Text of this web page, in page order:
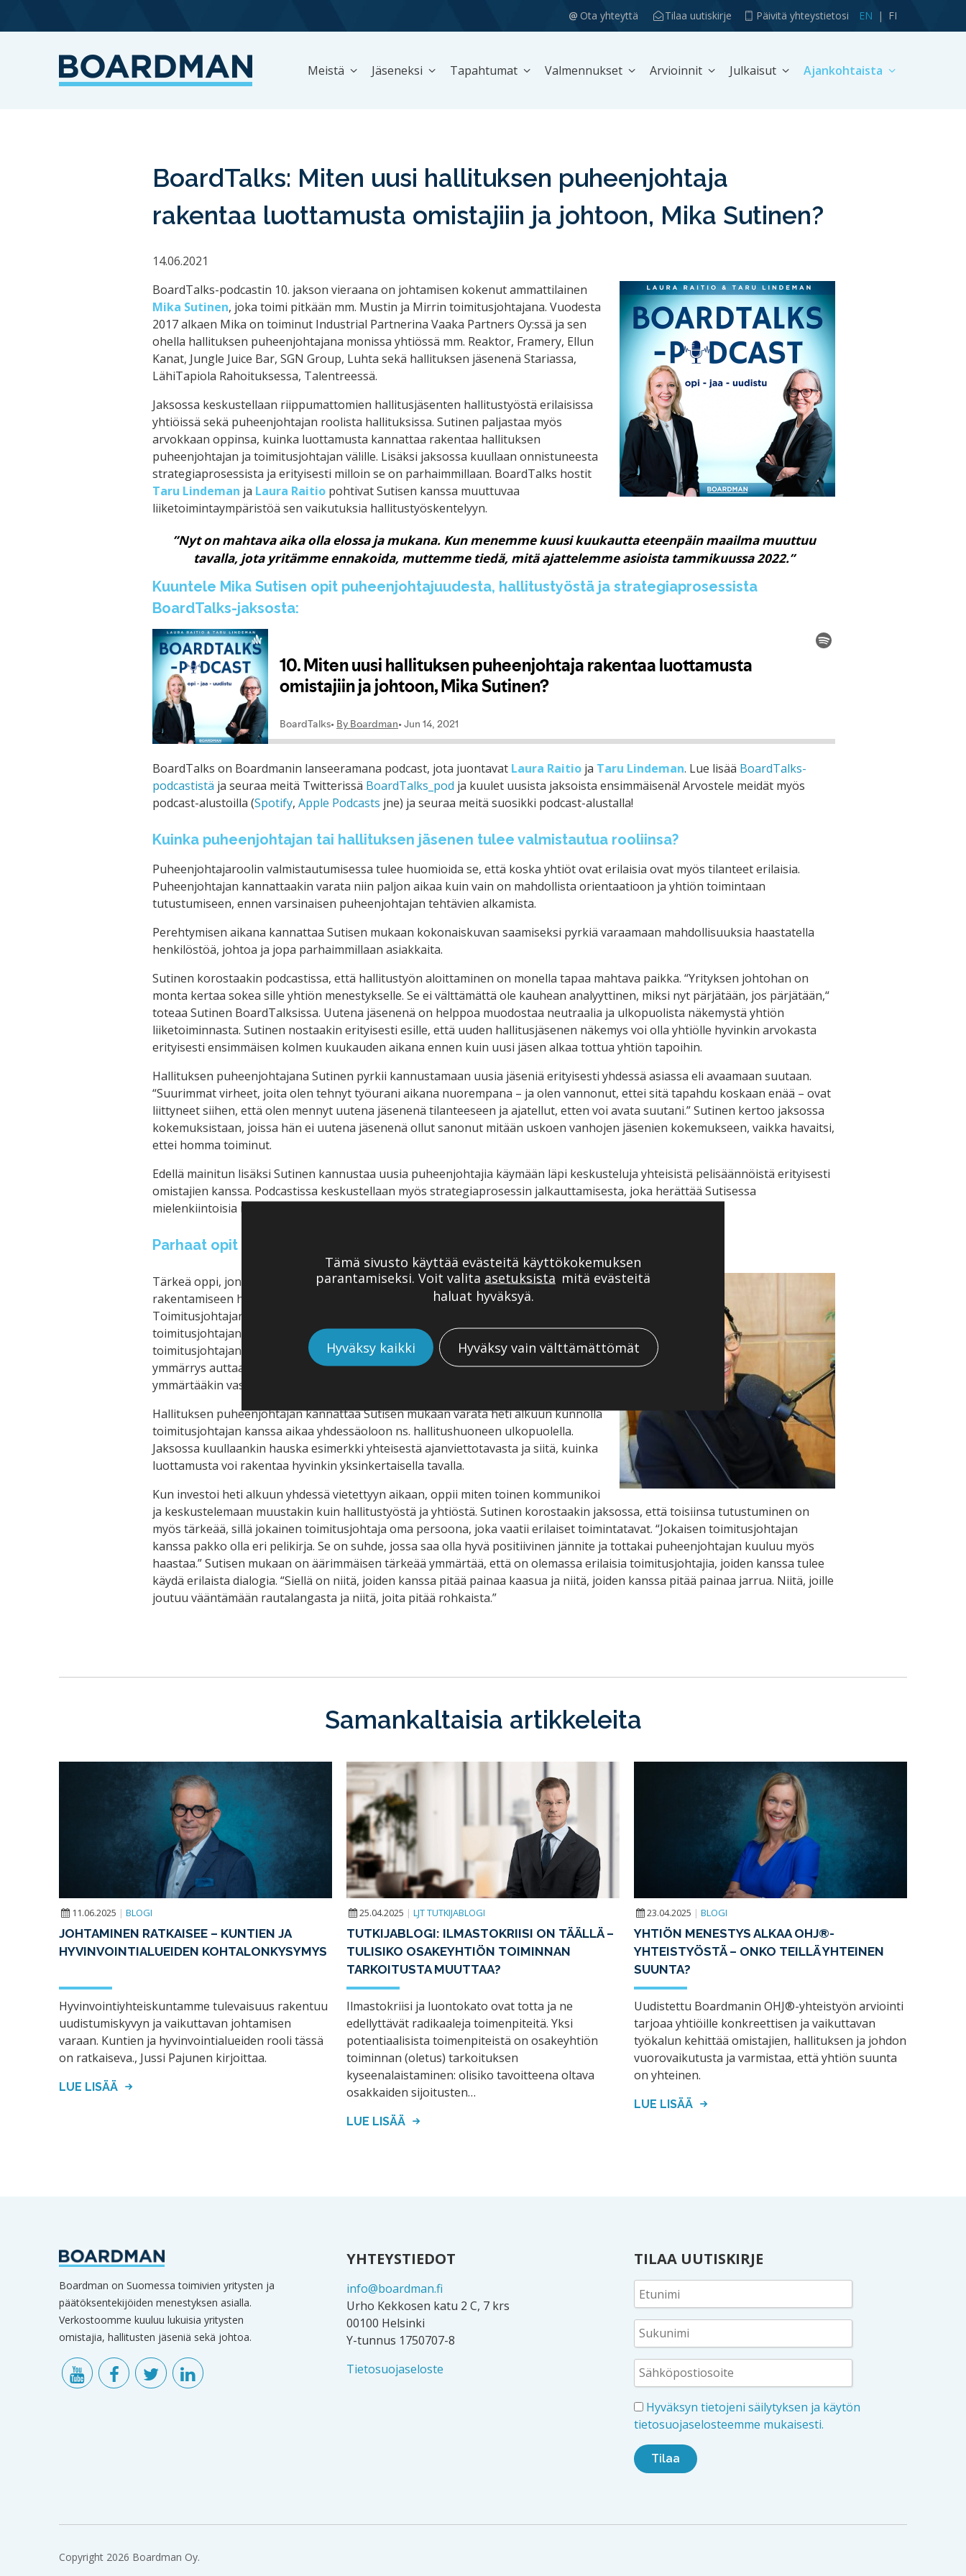
EN FI
Ota yhteyttä Tilaa uutiskirje Päivitä yhteystietosi
Meistä Jäseneksi Tapahtumat Valmennukset Arvioinnit Julkaisut Ajankohtaista
BoardTalks: Miten uusi hallituksen puheenjohtaja
rakentaa luottamusta omistajiin ja johtoon, Mika Sutinen?
14.06.2021
BoardTalks-podcastin 10. jakson vieraana on johtamisen kokenut ammattilainen
Mika Sutinen, joka toimi pitkään mm. Mustin ja Mirrin toimitusjohtajana. Vuodesta
2017 alkaen Mika on toiminut Industrial Partnerina Vaaka Partners Oy:ssä ja sen
ohella hallituksen puheenjohtajana monissa yhtiössä mm. Reaktor, Framery, Ellun
Kanat, Jungle Juice Bar, SGN Group, Luhta sekä hallituksen jäsenenä Stariassa,
LähiTapiola Rahoituksessa, Talentreessä.
Jaksossa keskustellaan riippumattomien hallitusjäsenten hallitustyöstä erilaisissa
yhtiöissä sekä puheenjohtajan roolista hallituksissa. Sutinen paljastaa myös
arvokkaan oppinsa, kuinka luottamusta kannattaa rakentaa hallituksen
puheenjohtajan ja toimitusjohtajan välille. Lisäksi jaksossa kuullaan onnistuneesta
strategiaprosessista ja erityisesti milloin se on parhaimmillaan. BoardTalks hostit
Taru Lindeman ja Laura Raitio pohtivat Sutisen kanssa muuttuvaa
liiketoimintaympäristöä sen vaikutuksia hallitustyöskentelyyn.
”Nyt on mahtava aika olla elossa ja mukana. Kun menemme kuusi kuukautta eteenpäin maailma muuttuu
tavalla, jota yritämme ennakoida, muttemme tiedä, mitä ajattelemme asioista tammikuussa 2022.”
Kuuntele Mika Sutisen opit puheenjohtajuudesta, hallitustyöstä ja strategiaprosessista
BoardTalks-jaksosta:
BoardTalks on Boardmanin lanseeramana podcast, jota juontavat Laura Raitio ja Taru Lindeman. Lue lisää BoardTalks-
podcastistä ja seuraa meitä Twitterissä BoardTalks_pod ja kuulet uusista jaksoista ensimmäisenä! Arvostele meidät myös
podcast-alustoilla (Spotify, Apple Podcasts jne) ja seuraa meitä suosikki podcast-alustalla!
Kuinka puheenjohtajan tai hallituksen jäsenen tulee valmistautua rooliinsa?
Puheenjohtajaroolin valmistautumisessa tulee huomioida se, että koska yhtiöt ovat erilaisia ovat myös tilanteet erilaisia.
Puheenjohtajan kannattaakin varata niin paljon aikaa kuin vain on mahdollista orientaatioon ja yhtiön toimintaan
tutustumiseen, ennen varsinaisen puheenjohtajan tehtävien alkamista.
Perehtymisen aikana kannattaa Sutisen mukaan kokonaiskuvan saamiseksi pyrkiä varaamaan mahdollisuuksia haastatella
henkilöstöä, johtoa ja jopa parhaimmillaan asiakkaita.
Sutinen korostaakin podcastissa, että hallitustyön aloittaminen on monella tapaa mahtava paikka. “Yrityksen johtohan on
monta kertaa sokea sille yhtiön menestykselle. Se ei välttämättä ole kauhean analyyttinen, miksi nyt pärjätään, jos pärjätään,“
toteaa Sutinen BoardTalksissa. Uutena jäsenenä on helppoa muodostaa neutraalia ja ulkopuolista näkemystä yhtiön
liiketoiminnasta. Sutinen nostaakin erityisesti esille, että uuden hallitusjäsenen näkemys voi olla yhtiölle hyvinkin arvokasta
erityisesti ensimmäisen kolmen kuukauden aikana ennen kuin uusi jäsen alkaa tottua yhtiön tapoihin.
Hallituksen puheenjohtajana Sutinen pyrkii kannustamaan uusia jäseniä erityisesti yhdessä asiassa eli avaamaan suutaan.
“Suurimmat virheet, joita olen tehnyt työurani aikana nuorempana – ja olen vannonut, ettei sitä tapahdu koskaan enää – ovat
liittyneet siihen, että olen mennyt uutena jäsenenä tilanteeseen ja ajatellut, etten voi avata suutani.” Sutinen kertoo jaksossa
kokemuksistaan, joissa hän ei uutena jäsenenä ollut sanonut mitään uskoen vanhojen jäsenien kokemukseen, vaikka havaitsi,
ettei homma toiminut.
Edellä mainitun lisäksi Sutinen kannustaa uusia puheenjohtajia käymään läpi keskusteluja yhteisistä pelisäännöistä erityisesti
omistajien kanssa. Podcastissa keskustellaan myös strategiaprosessin jalkauttamisesta, joka herättää Sutisessa
mielenkiintoisia reaktioita. Kuuntele jakso alta!
Parhaat opit puheenjohtajan ja toimitusjohtajan suhteen rakentamiseen?
Tärkeä oppi, jonka Sutinen nostaa myös esille podcastissa liittyy luottamuksen
rakentamiseen hallituksen puheenjohtajan ja toimitusjohtajan välille.
Toimitusjohtajan työ voi olla hyvinkin yksinäistä ja puheenjohtajan ja
toimitusjohtajan välisellä vahvalla luottamuksella voi olla hyvinkin merkittävä rooli
toimitusjohtajan työssä. Jo varhaisessa vaiheessa rakennettu hyvä suhde ja
ymmärrys auttaa erityisesti kriisitilanteissa. Usein alkupanostuksen merkityksen
ymmärtääkin vasta vuosien jälkeen.
Hallituksen puheenjohtajan kannattaa Sutisen mukaan varata heti alkuun kunnolla
toimitusjohtajan kanssa aikaa yhdessäoloon ns. hallitushuoneen ulkopuolella.
Jaksossa kuullaankin hauska esimerkki yhteisestä ajanviettotavasta ja siitä, kuinka
luottamusta voi rakentaa hyvinkin yksinkertaisella tavalla.
Kun investoi heti alkuun yhdessä vietettyyn aikaan, oppii miten toinen kommunikoi
ja keskustelemaan muustakin kuin hallitustyöstä ja yhtiöstä. Sutinen korostaakin jaksossa, että toisiinsa tutustuminen on
myös tärkeää, sillä jokainen toimitusjohtaja oma persoona, joka vaatii erilaiset toimintatavat. “Jokaisen toimitusjohtajan
kanssa pakko olla eri pelikirja. Se on suhde, jossa saa olla hyvä positiivinen jännite ja tottakai puheenjohtajan kuuluu myös
haastaa.” Sutisen mukaan on äärimmäisen tärkeää ymmärtää, että on olemassa erilaisia toimitusjohtajia, joiden kanssa tulee
käydä erilaista dialogia. “Siellä on niitä, joiden kanssa pitää painaa kaasua ja niitä, joiden kanssa pitää painaa jarrua. Niitä, joille
joutuu vääntämään rautalangasta ja niitä, joita pitää rohkaista.”
Samankaltaisia artikkeleita
11.06.2025 | BLOGI
JOHTAMINEN RATKAISEE – KUNTIEN JA
HYVINVOINTIALUEIDEN KOHTALONKYSYMYS
Hyvinvointiyhteiskuntamme tulevaisuus rakentuu
uudistumiskyvyn ja vaikuttavan johtamisen
varaan. Kuntien ja hyvinvointialueiden rooli tässä
on ratkaiseva., Jussi Pajunen kirjoittaa.
LUE LISÄÄ
25.04.2025 | LJT TUTKIJABLOGI
TUTKIJABLOGI: ILMASTOKRIISI ON TÄÄLLÄ –
TULISIKO OSAKEYHTIÖN TOIMINNAN
TARKOITUSTA MUUTTAA?
Ilmastokriisi ja luontokato ovat totta ja ne
edellyttävät radikaaleja toimenpiteitä. Yksi
potentiaalisista toimenpiteistä on osakeyhtiön
toiminnan (oletus) tarkoituksen
kyseenalaistaminen: olisiko tavoitteena oltava
osakkaiden sijoitusten…
LUE LISÄÄ
23.04.2025 | BLOGI
YHTIÖN MENESTYS ALKAA OHJ®-
YHTEISTYÖSTÄ – ONKO TEILLÄ YHTEINEN
SUUNTA?
Uudistettu Boardmanin OHJ®-yhteistyön arviointi
tarjoaa yhtiöille konkreettisen ja vaikuttavan
työkalun kehittää omistajien, hallituksen ja johdon
vuorovaikutusta ja varmistaa, että yhtiön suunta
on yhteinen.
LUE LISÄÄ
Boardman on Suomessa toimivien yritysten ja
päätöksentekijöiden menestyksen asialla.
Verkostoomme kuuluu lukuisia yritysten
omistajia, hallitusten jäseniä sekä johtoa.
YHTEYSTIEDOT
info@boardman.fi
Urho Kekkosen katu 2 C, 7 krs
00100 Helsinki
Y-tunnus 1750707-8
Tietosuojaseloste
TILAA UUTISKIRJE
Hyväksyn tietojeni säilytyksen ja käytön
tietosuojaselosteemme mukaisesti.
Copyright 2026 Boardman Oy.
Tämä sivusto käyttää evästeitä käyttökokemuksen
parantamiseksi. Voit valita asetuksista mitä evästeitä
haluat hyväksyä.
Hyväksy kaikki Hyväksy vain välttämättömät